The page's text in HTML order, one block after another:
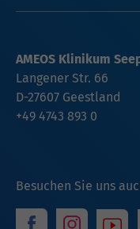
Besuchen Sie uns
AMEOS Klinikum
Langener Str. 66
D-27607 Geestland
+49 4743 893 0